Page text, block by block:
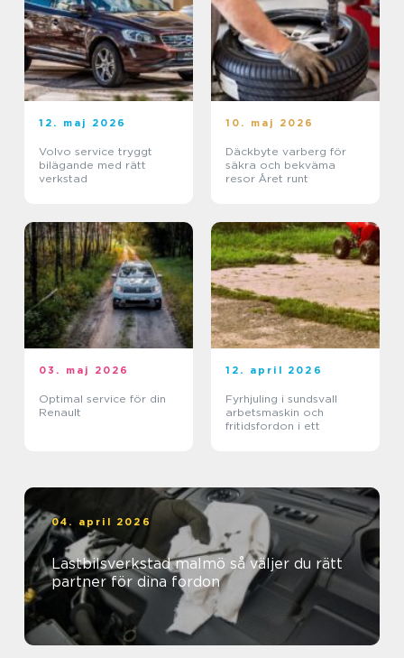
12. maj 2026
Volvo service tryggt
bilägande med rätt
verkstad
10. maj 2026
Däckbyte varberg för
säkra och bekväma
resor Året runt
03. maj 2026
Optimal service för din
Renault
12. april 2026
Fyrhjuling i sundsvall
arbetsmaskin och
fritidsfordon i ett
04. april 2026
Lastbilsverkstad malmö så väljer du rätt
partner för dina fordon